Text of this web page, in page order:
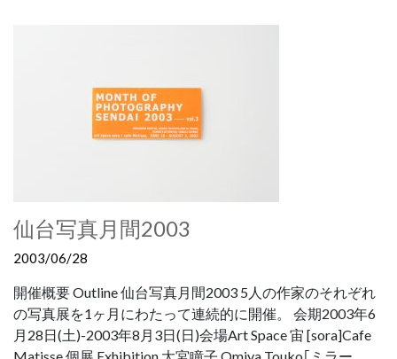
仙台写真月間2003
2003/06/28
開催概要 Outline 仙台写真月間2003 5人の作家のそれぞれ
の写真展を1ヶ月にわたって連続的に開催。 会期2003年6
月28日(土)-2003年8月3日(日)会場Art Space 宙 [sora]Cafe